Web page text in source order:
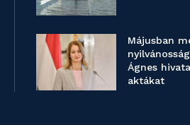
Májusban
Ágnes
aktákat